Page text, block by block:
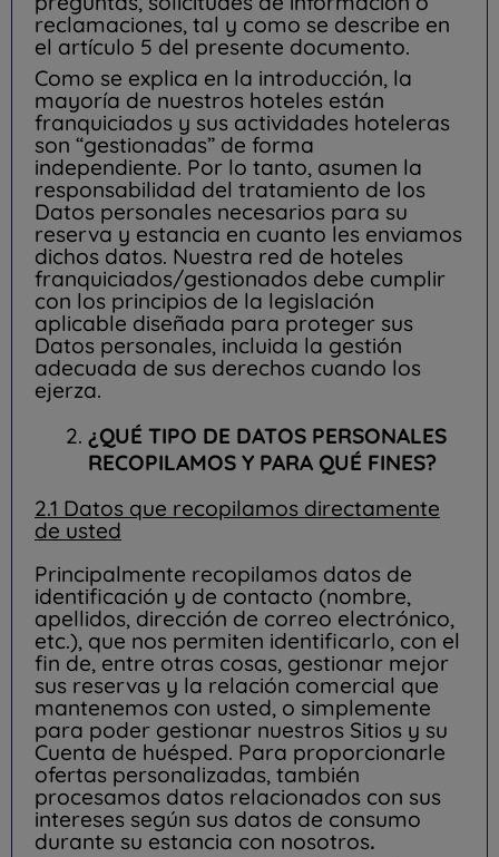
reclamaciones, tal y como se describe en
el artículo 5 del presente documento.
Como se explica en la introducción, la
mayoría de nuestros hoteles están
franquiciados y sus actividades hoteleras
son “gestionadas” de forma
independiente. Por lo tanto, asumen la
responsabilidad del tratamiento de los
Datos personales necesarios para su
reserva y estancia en cuanto les enviamos
dichos datos. Nuestra red de hoteles
franquiciados/gestionados debe cumplir
con los principios de la legislación
aplicable diseñada para proteger sus
Datos personales, incluida la gestión
adecuada de sus derechos cuando los
ejerza.
¿QUÉ TIPO DE DATOS PERSONALES
RECOPILAMOS Y PARA QUÉ FINES?
2.1 Datos que recopilamos directamente
de usted
Principalmente recopilamos datos de
identificación y de contacto (nombre,
apellidos, dirección de correo electrónico,
etc.), que nos permiten identificarlo, con el
fin de, entre otras cosas, gestionar mejor
sus reservas y la relación comercial que
mantenemos con usted, o simplemente
para poder gestionar nuestros Sitios y su
Cuenta de huésped. Para proporcionarle
ofertas personalizadas, también
procesamos datos relacionados con sus
intereses según sus datos de consumo
durante su estancia con nosotros.